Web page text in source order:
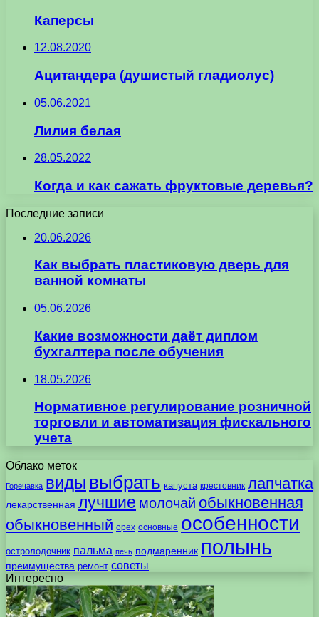
Каперсы
12.08.2020
Ацитандера (душистый гладиолус)
05.06.2021
Лилия белая
28.05.2022
Когда и как сажать фруктовые деревья?
Последние записи
20.06.2026
Как выбрать пластиковую дверь для
ванной комнаты
05.06.2026
Какие возможности даёт диплом
бухгалтера после обучения
18.05.2026
Нормативное регулирование розничной
торговли и автоматизация фискального
учета
Облако меток
Горечавка виды выбрать капуста крестовник лапчатка
лекарственная лучшие молочай обыкновенная
обыкновенный орех основные особенности
остролодочник пальма печь подмаренник полынь
преимущества ремонт советы
Интересно